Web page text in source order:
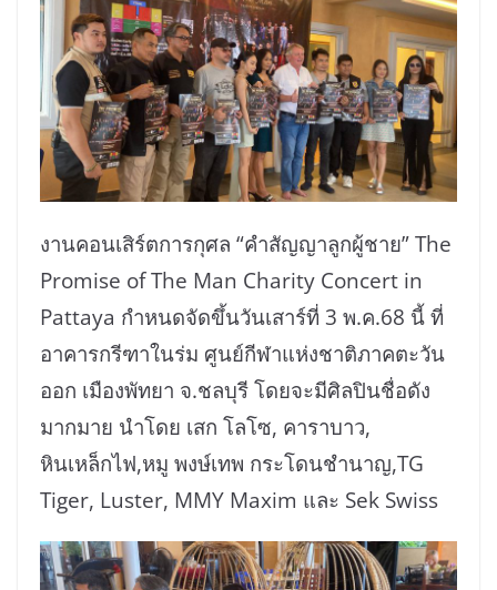
งานคอนเสิร์ตการกุศล “คำสัญญาลูกผู้ชาย” The
Promise of The Man Charity Concert in
Pattaya กำหนดจัดขึ้นวันเสาร์ที่ 3 พ.ค.68 นี้ ที่
อาคารกรีฑาในร่ม ศูนย์กีฬาแห่งชาติภาคตะวัน
ออก เมืองพัทยา จ.ชลบุรี โดยจะมีศิลปินชื่อดัง
มากมาย นำโดย เสก โลโซ, คาราบาว,
หินเหล็กไฟ,หมู พงษ์เทพ กระโดนชำนาญ,TG
Tiger, Luster, MMY Maxim และ Sek Swiss